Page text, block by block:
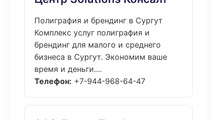
Полиграфия и брендинг в Сургут
Комплекс услуг полиграфия и
брендинг для малого и среднего
бизнеса в Сургут. Экономим ваше
время и деньги....
Телефон: +7-944-968-64-47